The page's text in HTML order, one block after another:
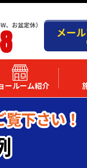
、お盆定休）
メー
ールーム紹介
下さい！